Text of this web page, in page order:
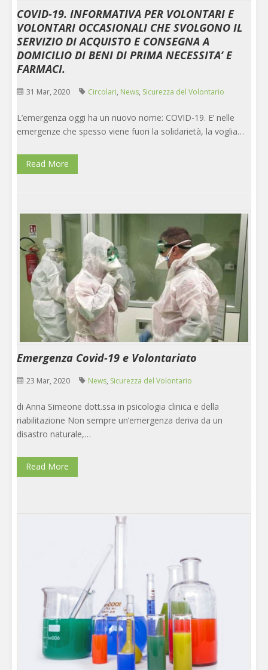
COVID-19. INFORMATIVA PER VOLONTARI E
VOLONTARI OCCASIONALI CHE SVOLGONO IL
SERVIZIO DI ACQUISTO E CONSEGNA A
DOMICILIO DI BENI DI PRIMA NECESSITA’ E
FARMACI.
31 Mar, 2020 Circolari, News, Sicurezza del Volontario
L’emergenza oggi ha un nuovo nome: COVID-19. E’ nelle
emergenze che spesso viene fuori la solidarietà, la voglia…
Read More
Emergenza Covid-19 e Volontariato
23 Mar, 2020 News, Sicurezza del Volontario
di Anna Simeone dott.ssa in psicologia clinica e della
riabilitazione Non sempre un’emergenza deriva da un
disastro naturale,…
Read More